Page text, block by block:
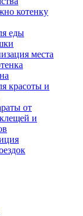
котенку
еды
места
красоты и
от
и